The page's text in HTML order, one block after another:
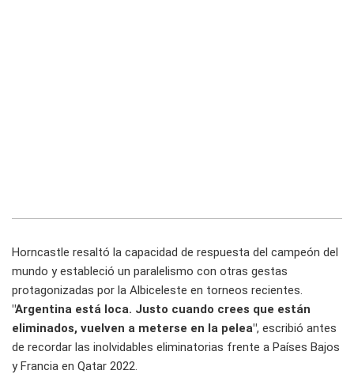
Horncastle resaltó la capacidad de respuesta del campeón del
mundo y estableció un paralelismo con otras gestas
protagonizadas por la Albiceleste en torneos recientes.
"Argentina está loca. Justo cuando crees que están
eliminados, vuelven a meterse en la pelea", escribió antes
de recordar las inolvidables eliminatorias frente a Países Bajos
y Francia en Qatar 2022.